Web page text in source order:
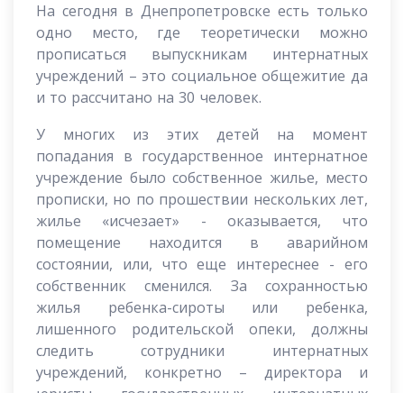
На сегодня в Днепропетровске есть только
одно место, где теоретически можно
прописаться выпускникам интернатных
учреждений – это социальное общежитие да
и то рассчитано на 30 человек.
У многих из этих детей на момент
попадания в государственное интернатное
учреждение было собственное жилье, место
прописки, но по прошествии нескольких лет,
жилье «исчезает» - оказывается, что
помещение находится в аварийном
состоянии, или, что еще интереснее - его
собственник сменился. За сохранностью
жилья ребенка-сироты или ребенка,
лишенного родительской опеки, должны
следить сотрудники интернатных
учреждений, конкретно – директора и